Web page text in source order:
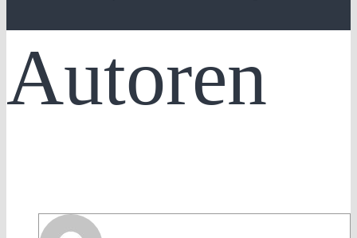
Autoren